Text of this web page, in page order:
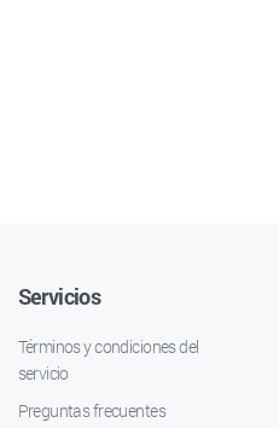
Servicios
Términos y condiciones del
servicio
Preguntas frecuentes